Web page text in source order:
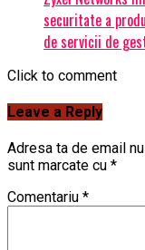
securitate a
de servicii de
Click to comment
Leave a Reply
Adresa ta de email
sunt marcate cu *
Comentariu *